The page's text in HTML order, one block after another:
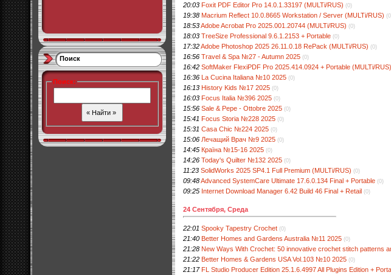
Поиск
Поиск:
20:03 Foxit PDF Editor Pro 14.0.1.33197 (MULTi/RUS) (0)
19:38 Macrium Reflect 10.0.8665 Workstation / Server (MULTi/RUS)
18:53Adobe Acrobat Pro 2025.001.20744 (MULTi/RUS) (0)
18:03 TreeSize Professional 9.6.1.2153 + Portable (0)
17:32Adobe Photoshop 2025 26.11.0.18 RePack (MULTi/RUS) (0)
16:56 Travel & Spa №27 - Autumn 2025 (0)
16:42 SoftMaker FlexiPDF Pro 2025.414.0924 + Portable (MULTi/RUS)
16:36 La Cucina Italiana №10 2025 (0)
16:13 History Kids №17 2025 (0)
16:03 Focus Italia №396 2025 (0)
15:56 Sale & Pepe - Ottobre 2025 (0)
15:41 Focus Storia №228 2025 (0)
15:31 Casa Chic №224 2025 (0)
15:06 Лечащий Врач №9 2025 (0)
14:45 Країна №15-16 2025 (0)
14:26 Today's Quilter №132 2025 (0)
11:23 SolidWorks 2025 SP4.1 Full Premium (MULTi/RUS) (0)
09:48Advanced SystemCare Ultimate 17.6.0.134 Final + Portable (0)
09:25 Internet Download Manager 6.42 Build 46 Final + Retail (0)
24 Сентября, Среда
22:01 Spooky Tapestry Crochet (0)
21:40 Better Homes and Gardens Australia №11 2025 (0)
21:28 New Ways With Crochet: 50 innovative crochet stitch patterns
21:22 Better Homes & Gardens USA Vol.103 №10 2025 (0)
21:17 FL Studio Producer Edition 25.1.6.4997 All Plugins Edition +